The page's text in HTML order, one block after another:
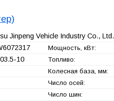
Jinpeng Vehicle Industry Co., Ltd.
Мощность, кВт:
10 Топливо:
Колесная база, мм:
Число осей:
Число шин: